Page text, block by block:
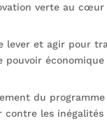
verte au
lever et agir pour
pouvoir économique
du programme
contre les inégalités